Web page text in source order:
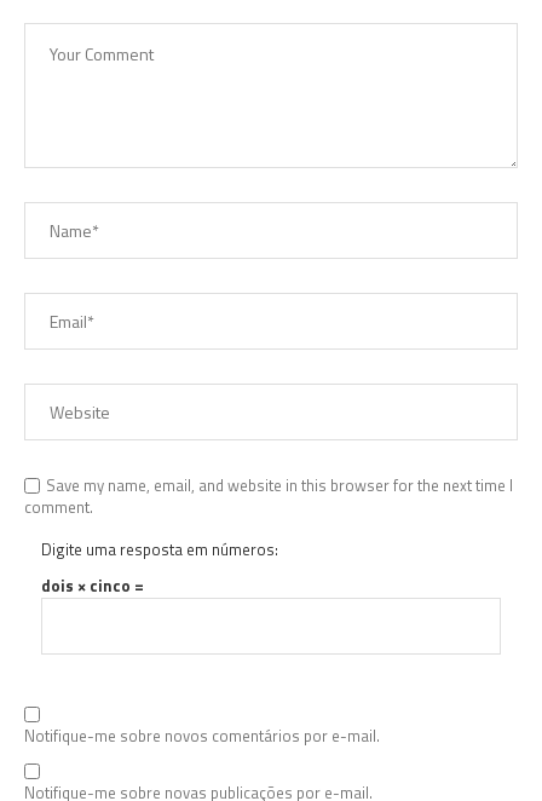
Save my name, email, and website in this browser for the next time I
comment.
Digite uma resposta em números:
dois × cinco =
Notifique-me sobre novos comentários por e-mail.
Notifique-me sobre novas publicações por e-mail.